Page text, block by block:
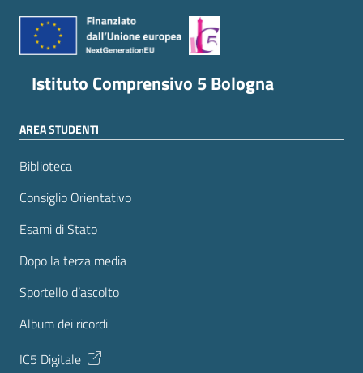
Istituto Comprensivo 5 Bologna
AREA STUDENTI
Biblioteca
Consiglio Orientativo
Esami di Stato
Dopo la terza media
Sportello d’ascolto
Album dei ricordi
IC5 Digitale